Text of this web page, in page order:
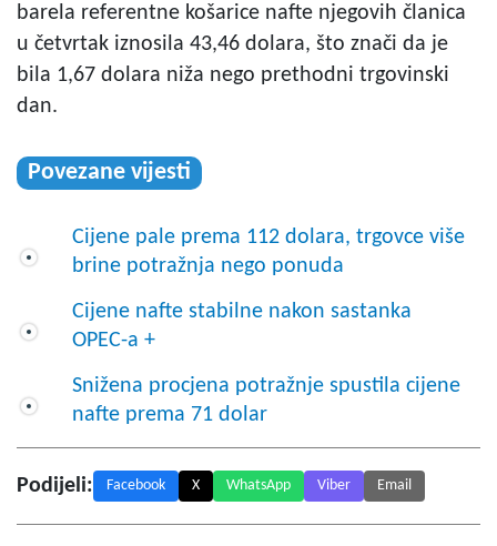
barela referentne košarice nafte njegovih članica
u četvrtak iznosila 43,46 dolara, što znači da je
bila 1,67 dolara niža nego prethodni trgovinski
dan.
Povezane vijesti
Cijene pale prema 112 dolara, trgovce više
brine potražnja nego ponuda
Cijene nafte stabilne nakon sastanka
OPEC-a +
Snižena procjena potražnje spustila cijene
nafte prema 71 dolar
Podijeli: Facebook X WhatsApp Viber Email